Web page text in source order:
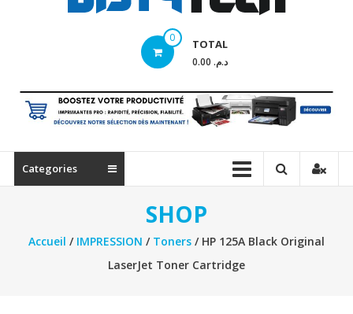
en
ligne
matériel
informatique
0 TOTAL
د.م. 0.00
Categories
SHOP
Accueil / IMPRESSION / Toners/ HP 125A Black Original
LaserJet Toner Cartridge